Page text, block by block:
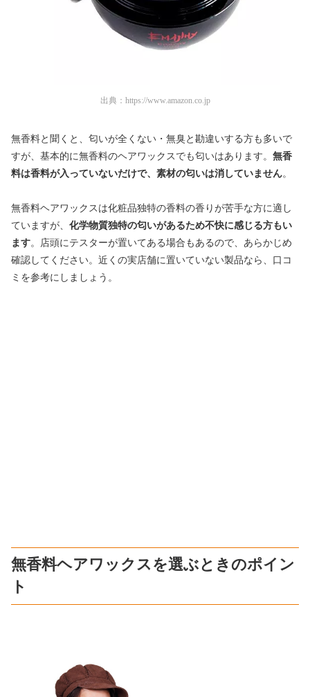
出典： https://www.amazon.co.jp
無香料と聞くと、匂いが全くない・無臭と勘違いする方も多いで
すが、基本的に無香料のヘアワックスでも匂いはあります。 無香
料は香料が入っていないだけで、素材の匂いは消していません。
無香料ヘアワックスは化粧品独特の香料の香りが苦手な方に適し
ていますが、 化学物質独特の匂いがあるため不快に感じる方もい
ます。店頭にテスターが置いてある場合もあるので、あらかじめ
確認してください。近くの実店舗に置いていない製品なら、口コ
ミを参考にしましょう。
無香料ヘアワックスを選ぶときのポイン
ト